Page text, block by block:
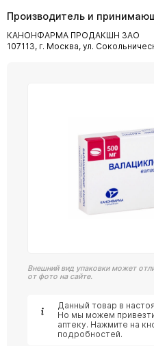
Производитель и
КАНОНФАРМА ПРОДАКШН ЗАО
107113, г. Москва, ул.
Внешний вид упаковки может
от фото на сайте.
Данный товар в
Но мы можем
аптеку. Нажмите на
подробностей.